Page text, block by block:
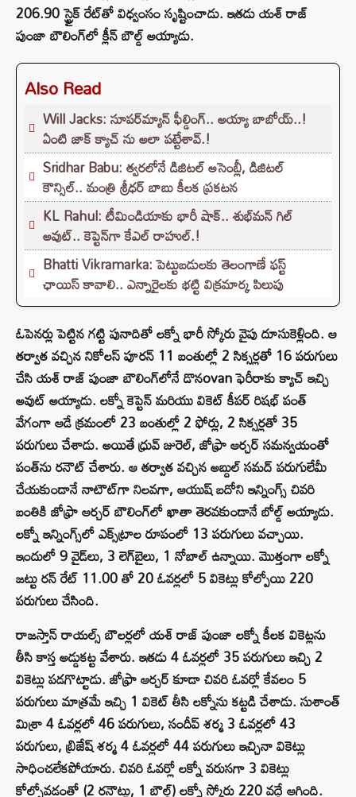
206.90 స్ట్రైక్ రేట్‌తో విధ్వంసం సృష్టించాడు. ఇతడు యశ్ రాజ్
పుంజా బౌలింగ్‌లో క్లీన్ బౌల్డ్ అయ్యాడు.
Also Read
Will Jacks: సూపర్‌మ్యాన్ ఫీల్డింగ్.. అయ్యా బాబోయ్..!
ఏంటి జాక్ క్యాచ్ ను అలా పట్టేశావ్.!
Sridhar Babu: త్వరలోనే డిజిటల్ అసెంబ్లీ, డిజిటల్
కౌన్సిల్.. మంత్రి శ్రీధర్ బాబు కీలక ప్రకటన
KL Rahul: టీమిండియాకు భారీ షాక్.. శుభ్‌మన్ గిల్
అవుట్.. కెప్టెన్‌గా కేఎల్ రాహుల్.!
Bhatti Vikramarka: పెట్టుబడులకు తెలంగాణే ఫస్ట్
ఛాయిస్ కావాలి.. ఎన్నారైలకు భట్టి విక్రమార్క పిలుపు
ఓపెనర్లు పెట్టిన గట్టి పునాదితో లక్నో భారీ స్కోరు వైపు దూసుకెళ్లింది. ఆ
తర్వాత వచ్చిన నికోలస్ పూరన్ 11 బంతుల్లో 2 సిక్సర్లతో 16 పరుగులు
చేసి యశ్ రాజ్ పుంజా బౌలింగ్‌లోనే డొనovan ఫెరీరాకు క్యాచ్ ఇచ్చి
అవుట్ అయ్యాడు. లక్నో కెప్టెన్ మరియు వికెట్ కీపర్ రిషభ్ పంత్
వేగంగా ఆడే క్రమంలో 23 బంతుల్లో 2 ఫోర్లు, 2 సిక్సర్లతో 35
పరుగులు చేశాడు. అయితే ధ్రువ్ జురెల్, జోఫ్రా ఆర్చర్ సమన్వయంతో
పంత్‌ను రనౌట్ చేశారు. ఆ తర్వాత వచ్చిన అబ్దుల్ సమద్ పరుగులేమీ
చేయకుండానే నాటౌట్‌గా నిలవగా, ఆయుష్ బదోని ఇన్నింగ్స్ చివరి
బంతికి జోఫ్రా ఆర్చర్ బౌలింగ్‌లో ఖాతా తెరవకుండానే బోల్డ్ అయ్యాడు.
లక్నో ఇన్నింగ్స్‌లో ఎక్స్‌ట్రాల రూపంలో 13 పరుగులు వచ్చాయి.
ఇందులో 9 వైడ్‌లు, 3 లెగ్‌బైలు, 1 నోబాల్ ఉన్నాయి. మొత్తంగా లక్నో
జట్టు రన్ రేట్ 11.00 తో 20 ఓవర్లలో 5 వికెట్లు కోల్పోయి 220
పరుగులు చేసింది.
రాజస్తాన్ రాయల్స్ బౌలర్లలో యశ్ రాజ్ పుంజా లక్నో కీలక వికెట్లను
తీసి కాస్త అడ్డుకట్ట వేశారు. ఇతడు 4 ఓవర్లలో 35 పరుగులు ఇచ్చి 2
వికెట్లు పడగొట్టాడు. జోఫ్రా ఆర్చర్ కూడా చివరి ఓవర్లో కేవలం 5
పరుగులు మాత్రమే ఇచ్చి 1 వికెట్ తీసి లక్నోను కట్టడి చేశాడు. సుశాంత్
మిశ్రా 4 ఓవర్లలో 46 పరుగులు, సందీప్ శర్మ 3 ఓవర్లలో 43
పరుగులు, బ్రిజేష్ శర్మ 4 ఓవర్లలో 44 పరుగులు ఇచ్చినా వికెట్లు
సాధించలేకపోయారు. చివరి ఓవర్లో లక్నో వరుసగా 3 వికెట్లు
కోల్పోవడంతో (2 రనౌట్లు, 1 బౌల్డ్) లక్నో స్కోరు 220 వద్దే ఆగింది.